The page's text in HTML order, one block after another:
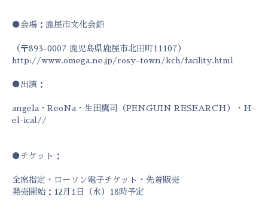
●会場：鹿屋市文化会館
（〒893-0007 鹿児島県鹿屋市北田町11107）
http://www.omega.ne.jp/rosy-town/kch/facility.html
●出演：
angela・ReoNa・生田鷹司（PENGUIN RESEARCH）・H-
el-ical//
●チケット：
全席指定・ローソン電子チケット・先着販売
発売開始：12月1日（水）18時予定